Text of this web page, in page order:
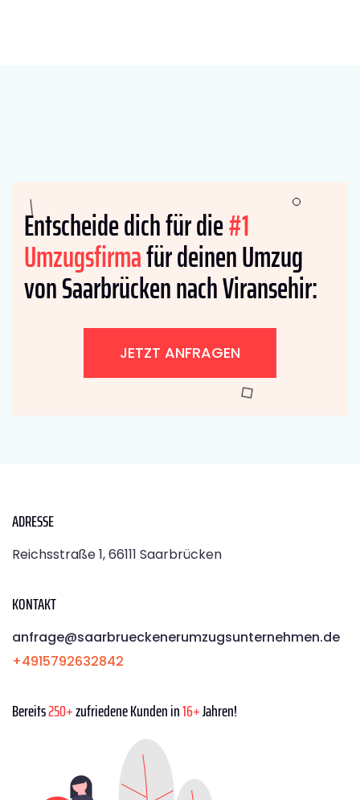
Entscheide dich für die#1
Umzugsfirmafür deinen Umzug
von Saarbrücken nach Viransehir:
JETZT ANFRAGEN
ADRESSE
Reichsstraße 1, 66111 Saarbrücken
KONTAKT
anfrage@saarbrueckenerumzugsunternehmen.de
+4915792632842
Bereits250+zufriedene Kunden in16+Jahren!